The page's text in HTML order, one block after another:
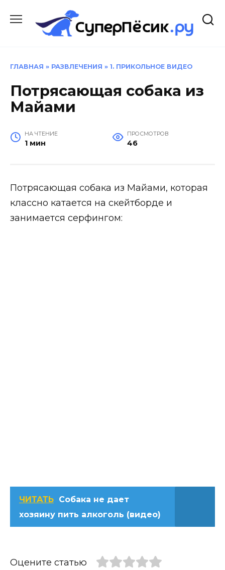
содержанию
ГЛАВНАЯ » РАЗВЛЕЧЕНИЯ » 1. ПРИКОЛЬНОЕ ВИДЕО
Потрясающая собака из
Майами
НА ЧТЕНИЕ
1 мин
ПРОСМОТРОВ
46
Потрясающая собака из Майами, которая
классно катается на скейтборде и
занимается серфингом:
ЧИТАТЬ Собака не дает
хозяину пить алкоголь (видео)
Оцените статью